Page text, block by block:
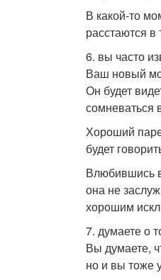
В какой-то
расстаются
6. вы часто
Ваш новый
Он будет
сомневаться
Хороший
будет
Влюбившись
она не
хорошим
7. думаете о
Вы думаете,
но и вы тоже